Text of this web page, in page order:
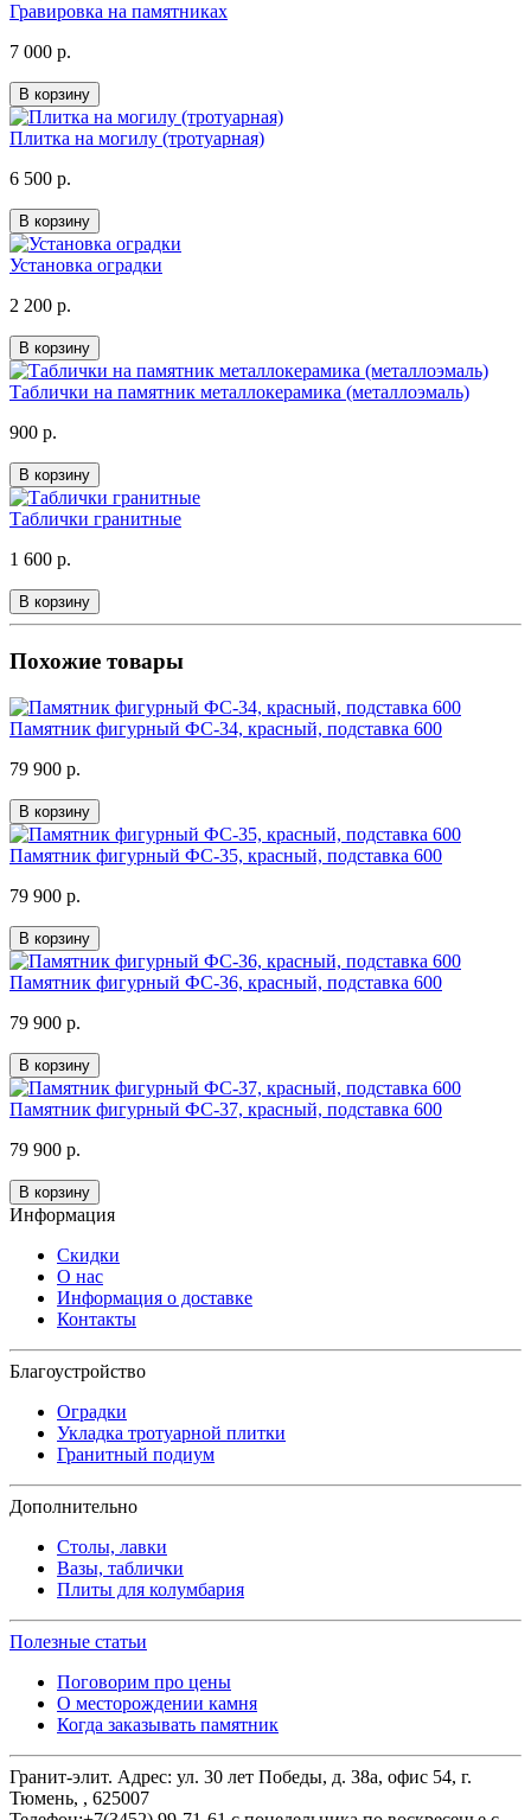
Гравировка на памятниках
7 000 р.
В корзину
Плитка на могилу (тротуарная)
6 500 р.
В корзину
Установка оградки
2 200 р.
В корзину
Таблички на памятник металлокерамика (металлоэмаль)
900 р.
В корзину
Таблички гранитные
1 600 р.
В корзину
Похожие товары
Памятник фигурный ФС-34, красный, подставка 600
79 900 р.
В корзину
Памятник фигурный ФС-35, красный, подставка 600
79 900 р.
В корзину
Памятник фигурный ФС-36, красный, подставка 600
79 900 р.
В корзину
Памятник фигурный ФС-37, красный, подставка 600
79 900 р.
В корзину
Информация
Скидки
О нас
Информация о доставке
Контакты
Благоустройство
Оградки
Укладка тротуарной плитки
Гранитный подиум
Дополнительно
Столы, лавки
Вазы, таблички
Плиты для колумбария
Полезные статьи
Поговорим про цены
О месторождении камня
Когда заказывать памятник
Гранит-элит. Адрес: ул. 30 лет Победы, д. 38а, офис 54, г.
Тюмень, , 625007